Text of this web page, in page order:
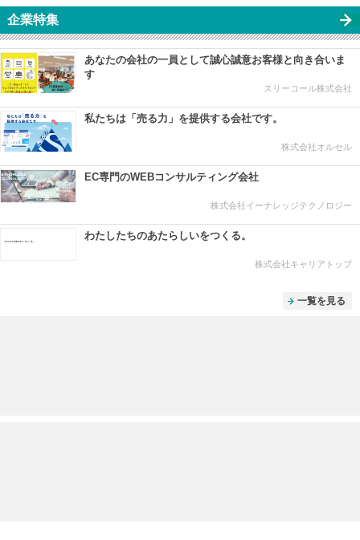
企業特集
あなたの会社の一員として誠心誠意お客様と向き合いま
す
スリーコール株式会社
私たちは「売る力」を提供する会社です。
株式会社オルセル
EC専門のWEBコンサルティング会社
株式会社イーナレッジテクノロジー
わたしたちのあたらしいをつくる。
株式会社キャリアトップ
一覧を見る